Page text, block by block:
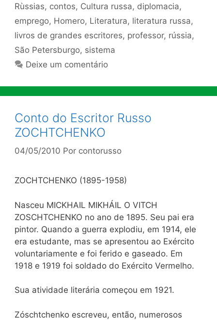
Rùssias, contos, Cultura russa, diplomacia,
emprego, Homero, Literatura, literatura russa,
livros de grandes escritores, professor, rússia,
São Petersburgo, sistema
Deixe um comentário
Conto do Escritor Russo
ZOCHTCHENKO
04/05/2010 Por contorusso
ZOCHTCHENKO (1895-1958)
Nasceu MICKHAIL MIKHÁIL O VITCH
ZOSCHTCHENKO no ano de 1895. Seu pai era
pintor. Quando a guerra explodiu, em 1914, ele
era estudante, mas se apresentou ao Exército
voluntariamente e foi ferido e gaseado. Em
1918 e 1919 foi soldado do Exército Vermelho.
Sua atividade literária começou em 1921.
Zóschtchenko escreveu, então, numerosos